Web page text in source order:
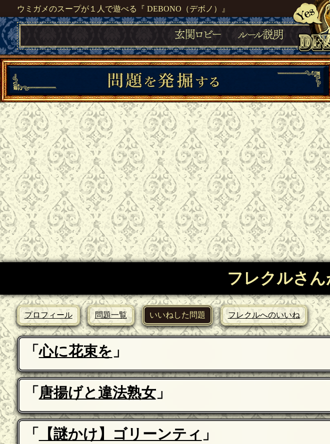
ウミガメのスープが１人で遊べる『 DEBONO（デボノ）』 いら
フレクルさ
プロフィール 問題一覧 いいねした問題 フレクルへのいいね
「心に花束を 」
「 唐揚げと違法熟女」
「 【謎かけ】ゴリーンティ 」